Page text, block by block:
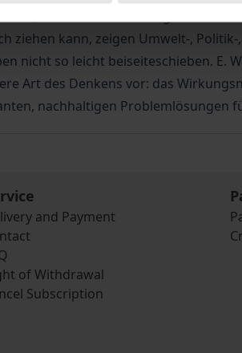
desto eher wird sie ignoriert
ziehen kann, zeigen Umwelt-,
nicht so leicht beiseiteschieben. E.
Art des Denkens vor: das
nachhaltigen Problemlösungen
and Payment
of Withdrawal
Subscription